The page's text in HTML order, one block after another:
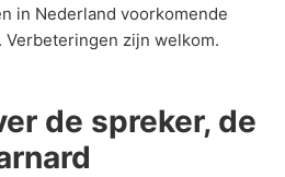
in Nederland voorkomende
zijn welkom.
de spreker, de